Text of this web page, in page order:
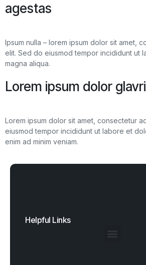
agestas
Ipsum nulla – lorem ipsum dolor sit amet,
elit. Sed do eiusmod tempor incididunt ut
magna aliqua.
Lorem ipsum dolor
Lorem ipsum dolor sit amet, consectetur
eiusmod tempor incididunt ut labore et
enim ad minim veniam.
Helpful Links